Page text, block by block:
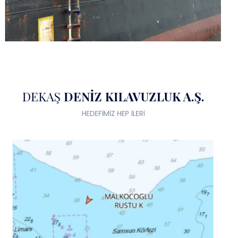
DEKAŞ DENİZ KILAVUZLUK A.Ş.
HEDEFİMİZ HEP İLERİ